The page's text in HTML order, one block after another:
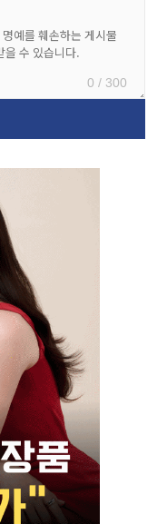
0 / 300